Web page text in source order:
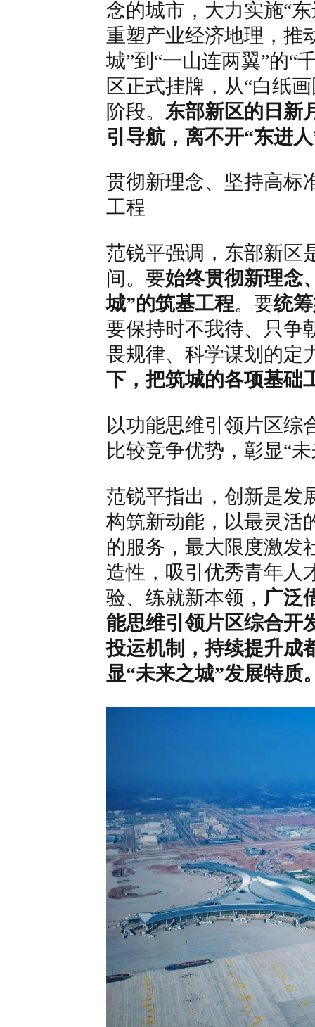
念的城市，大力实施“
重塑产业经济地理，推
城”到“一山连两翼”的“
区正式挂牌，从“白纸
阶段。 东部新区的日新
引导航，离不开“东进
贯彻新理念、坚持高标
工程
范锐平强调，东部新区
间。要始终贯彻新理念
城”的筑基工程。要统
要保持时不我待、只争
畏规律、科学谋划的定
下，把筑城的各项基础
以功能思维引领片区综
比较竞争优势，彰显“
范锐平指出，创新是发
构筑新动能，以最灵活
的服务，最大限度激发
造性，吸引优秀青年人
验、练就新本领， 广泛
能思维引领片区综合开
投运机制，持续提升成
显“未来之城”发展特质